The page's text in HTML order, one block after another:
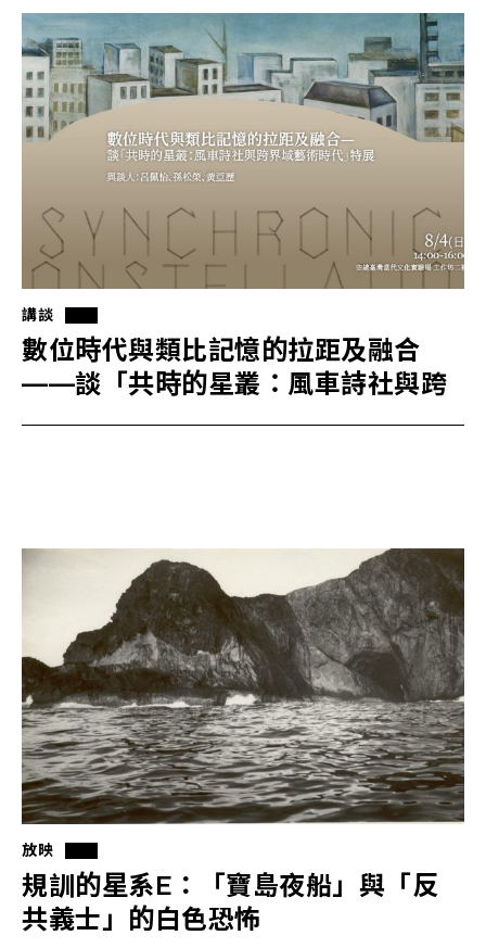
講談
數位時代與類比記憶的拉距及融合
——談「共時的星叢：風車詩社與跨
界域藝術時代」特展
放映
規訓的星系E：「寶島夜船」與「反
共義士」的白色恐怖